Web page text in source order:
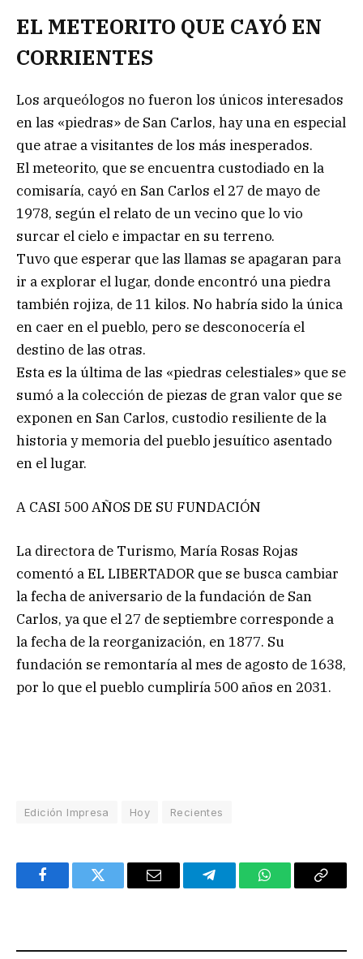
EL METEORITO QUE CAYÓ EN
CORRIENTES
Los arqueólogos no fueron los únicos interesados
en las «piedras» de San Carlos, hay una en especial
que atrae a visitantes de los más inesperados.
El meteorito, que se encuentra custodiado en la
comisaría, cayó en San Carlos el 27 de mayo de
1978, según el relato de un vecino que lo vio
surcar el cielo e impactar en su terreno.
Tuvo que esperar que las llamas se apagaran para
ir a explorar el lugar, donde encontró una piedra
también rojiza, de 11 kilos. No habría sido la única
en caer en el pueblo, pero se desconocería el
destino de las otras.
Esta es la última de las «piedras celestiales» que se
sumó a la colección de piezas de gran valor que se
exponen en San Carlos, custodio resiliente de la
historia y memoria del pueblo jesuítico asentado
en el lugar.
A CASI 500 AÑOS DE SU FUNDACIÓN
La directora de Turismo, María Rosas Rojas
comentó a EL LIBERTADOR que se busca cambiar
la fecha de aniversario de la fundación de San
Carlos, ya que el 27 de septiembre corresponde a
la fecha de la reorganización, en 1877. Su
fundación se remontaría al mes de agosto de 1638,
por lo que el pueblo cumpliría 500 años en 2031.
Edición Impresa Hoy Recientes
FacebookTwitter Email TelegramWhatsAppCopy